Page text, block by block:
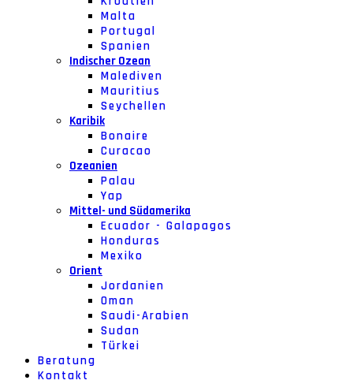
Malta
Portugal
Spanien
Indischer Ozean
Malediven
Mauritius
Seychellen
Karibik
Bonaire
Curacao
Ozeanien
Palau
Yap
Mittel- und Südamerika
Ecuador - Galapagos
Honduras
Mexiko
Orient
Jordanien
Oman
Saudi-Arabien
Sudan
Türkei
Beratung
Kontakt